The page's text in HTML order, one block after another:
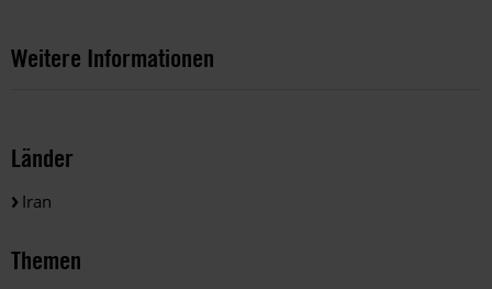
Weitere Informationen
Länder
Iran
Themen